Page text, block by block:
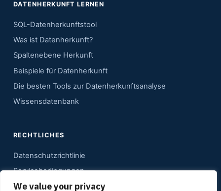
We value your privacy
DATENHERKUNFT LERNEN
SQL-Datenherkunftstool
Was ist Datenherkunft?
Spaltenebene Herkunft
Beispiele für Datenherkunft
Die besten Tools zur Datenherkunftsanalyse
Wissensdatenbank
RECHTLICHES
Datenschutzrichtlinie
Servicebedingungen
Kontakt